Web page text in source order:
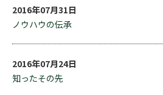
2016年07月31日
ノウハウの伝承
2016年07月24日
知ったその先